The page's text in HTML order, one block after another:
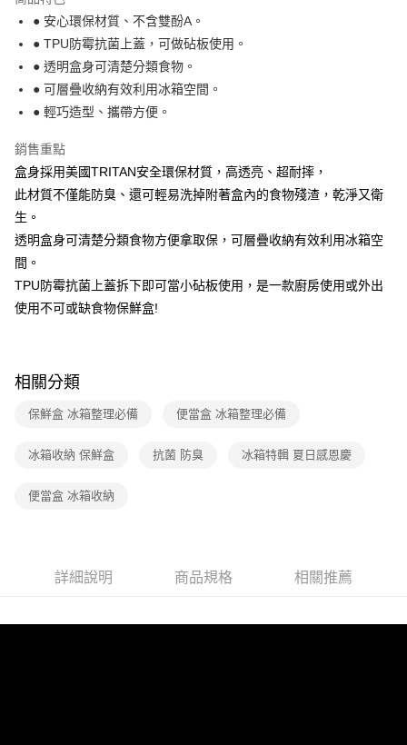
2.透過簡訊連結打開帳單後，可選擇「超商條碼／台灣大直營門市／銀行轉
帳／街口支付／iPASS MONEY」等通路繳費。
【注意事項】
1.本服務係由「台灣大哥大股份有限公司」（以下簡稱本公司）所提供，讓
用戶於交易時，得透過本服務購買商品或服務，並由商店將買賣／分期付款
2.基於同意付款使用「大哥付你分期」之契約關係目的，商店將以您的個人
資料（包含姓名、電話或地址）提供予台灣大哥大進項蒐集、處理及利用，
由本公司與您本人進行分期帳單所需資料之確認、核對及更正。
3.完整用戶服務條款，請詳閱以下連結：https://oppay.tw/userRule
7-11取貨付款
每筆NT$100，滿NT$499(含以上)免運費
付款後7-11取貨
每筆NT$100，滿NT$499(含以上)免運費
宅配【父親節大回饋】限時$299免運
每筆NT$150，滿NT$299(含以上)免運費
● 安心環保材質、不含雙酚A。
● TPU防霉抗菌上蓋，可做砧板使用。
● 透明盒身可清楚分類食物。
● 可層疊收納有效利用冰箱空間。
● 輕巧造型、攜帶方便。
銷售重點
盒身採用美國TRITAN安全環保材質，高透亮、超耐摔，
此材質不僅能防臭、還可輕易洗掉附著盒內的食物殘渣，乾淨又衛
生。
透明盒身可清楚分類食物方便拿取保，可層疊收納有效利用冰箱空
間。
TPU防霉抗菌上蓋拆下即可當小砧板使用，是一款廚房使用或外出
使用不可或缺食物保鮮盒!
相關分類
保鮮盒 冰箱整理必備 便當盒 冰箱整理必備
冰箱收納 保鮮盒 抗菌 防臭 冰箱特輯 夏日感恩慶
便當盒 冰箱收納
詳細說明 商品規格 相關推薦